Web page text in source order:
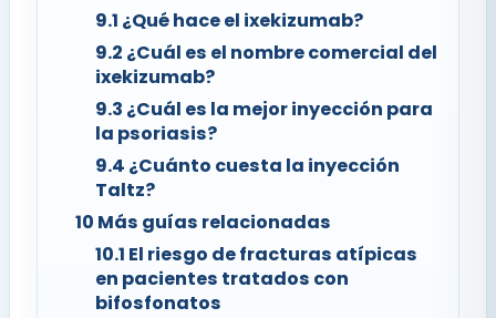
9.1 ¿Qué hace el ixekizumab?
9.2 ¿Cuál es el nombre comercial del
ixekizumab?
9.3 ¿Cuál es la mejor inyección para
la psoriasis?
9.4 ¿Cuánto cuesta la inyección
Taltz?
10 Más guías relacionadas
10.1 El riesgo de fracturas atípicas
en pacientes tratados con
bifosfonatos